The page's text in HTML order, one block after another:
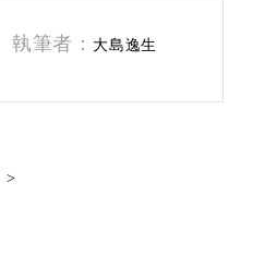
執筆者： 大島逸生